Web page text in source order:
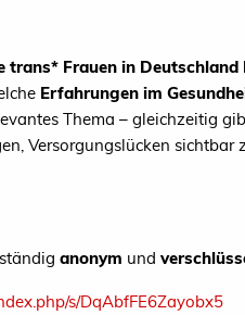
trans* Frauen in
Erfahrungen im
Thema – gleichzeitig
Versorgungslücken sichtbar
anonym und
s/DqAbfFE6Zayobx5